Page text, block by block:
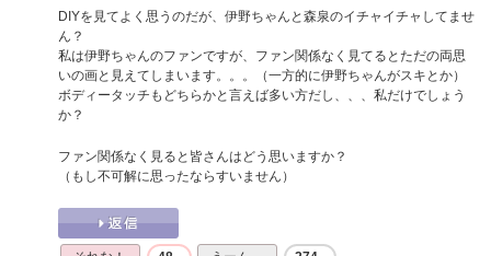
DIYを見てよく思うのだが、伊野ちゃんと森泉のイチャイチャしてませ
ん？
私は伊野ちゃんのファンですが、ファン関係なく見てるとただの両思
いの画と見えてしまいます。。。（一方的に伊野ちゃんがスキとか）
ボディータッチもどちらかと言えば多い方だし、、、私だけでしょう
か？
ファン関係なく見ると皆さんはどう思いますか？
（もし不可解に思ったならすいません）